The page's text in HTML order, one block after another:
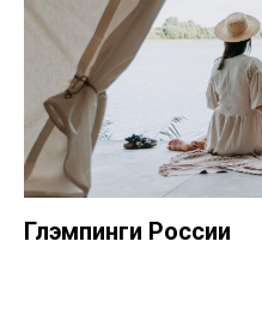
Глэмпинги России